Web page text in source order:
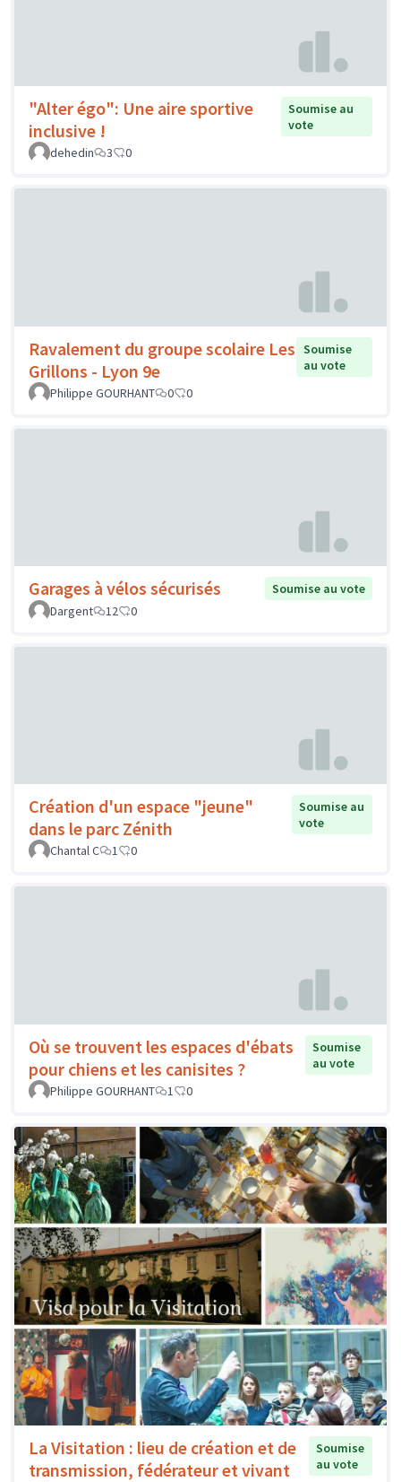
"Alter égo": Une aire sportive
inclusive !
Soumise au
vote
dehedin
3 0
Ravalement du groupe scolaire Les
Grillons - Lyon 9e
Soumise
au vote
Philippe GOURHANT
0 0
Garages à vélos sécurisés
Soumise au vote
Dargent
12 0
Création d'un espace "jeune"
dans le parc Zénith
Soumise au
vote
Chantal C
1 0
Où se trouvent les espaces d'ébats
pour chiens et les canisites ?
Soumise
au vote
Philippe GOURHANT
1 0
La Visitation : lieu de création et de
transmission, fédérateur et vivant
Soumise
au vote